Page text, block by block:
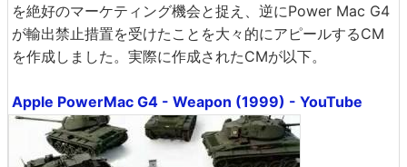
を絶好のマーケティング機会と捉え、逆にPower Mac G4
が輸出禁止措置を受けたことを大々的にアピールするCM
を作成しました。実際に作成されたCMが以下。
Apple PowerMac G4 - Weapon (1999) - YouTube